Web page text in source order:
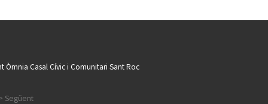
Òmnia Casal Cívic i Comunitari Sant Roc
Següent